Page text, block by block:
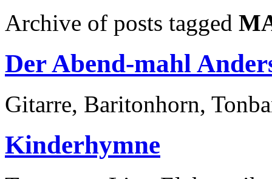
Archive of posts tagged
Der Abend-mahl
Gitarre, Baritonhorn,
Kinderhymne